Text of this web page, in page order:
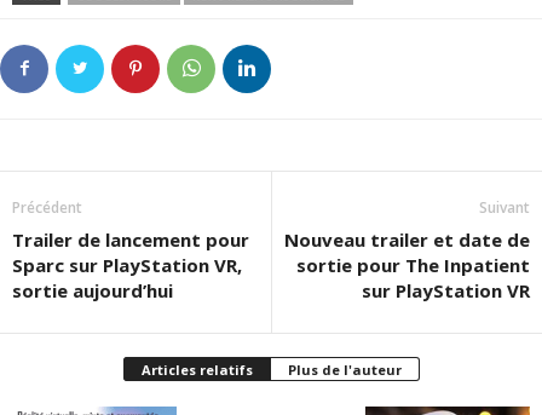
Précédent
Trailer de lancement pour
Sparc sur PlayStation VR,
sortie aujourd’hui
Suivant
Nouveau trailer et date de
sortie pour The Inpatient
sur PlayStation VR
Articles relatifs Plus de l'auteur